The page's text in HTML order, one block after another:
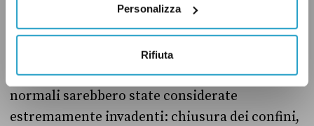
Personalizza
Rifiuta
“situazione estrema” e misure di quarantena).
Durante lo stato di emergenza i diversi governi
hanno imposto misure che in condizioni
normali sarebbero state considerate
estremamente invadenti: chiusura dei confini,